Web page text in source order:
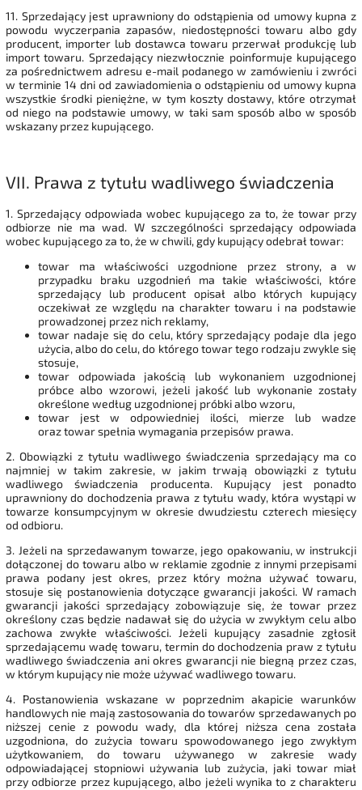
11. Sprzedający jest uprawniony do odstąpienia od umowy kupna z
powodu wyczerpania zapasów, niedostępności towaru albo gdy
producent, importer lub dostawca towaru przerwał produkcję lub
import towaru. Sprzedający niezwłocznie poinformuje kupującego
za pośrednictwem adresu e-mail podanego w zamówieniu i zwróci
w terminie 14 dni od zawiadomienia o odstąpieniu od umowy kupna
wszystkie środki pieniężne, w tym koszty dostawy, które otrzymał
od niego na podstawie umowy, w taki sam sposób albo w sposób
wskazany przez kupującego.
VII. Prawa z tytułu wadliwego świadczenia
1. Sprzedający odpowiada wobec kupującego za to, że towar przy
odbiorze nie ma wad. W szczególności sprzedający odpowiada
wobec kupującego za to, że w chwili, gdy kupujący odebrał towar:
towar ma właściwości uzgodnione przez strony, a w
przypadku braku uzgodnień ma takie właściwości, które
sprzedający lub producent opisał albo których kupujący
oczekiwał ze względu na charakter towaru i na podstawie
prowadzonej przez nich reklamy,
towar nadaje się do celu, który sprzedający podaje dla jego
użycia, albo do celu, do którego towar tego rodzaju zwykle się
stosuje,
towar odpowiada jakością lub wykonaniem uzgodnionej
próbce albo wzorowi, jeżeli jakość lub wykonanie zostały
określone według uzgodnionej próbki albo wzoru,
towar jest w odpowiedniej ilości, mierze lub wadze
oraztowar spełnia wymagania przepisów prawa.
2. Obowiązki z tytułu wadliwego świadczenia sprzedający ma co
najmniej w takim zakresie, w jakim trwają obowiązki z tytułu
wadliwego świadczenia producenta. Kupujący jest ponadto
uprawniony do dochodzenia prawa z tytułu wady, która wystąpi w
towarze konsumpcyjnym w okresie dwudziestu czterech miesięcy
od odbioru.
3. Jeżeli na sprzedawanym towarze, jego opakowaniu, w instrukcji
dołączonej do towaru albo w reklamie zgodnie z innymi przepisami
prawa podany jest okres, przez który można używać towaru,
stosuje się postanowienia dotyczące gwarancji jakości. W ramach
gwarancji jakości sprzedający zobowiązuje się, że towar przez
określony czas będzie nadawał się do użycia w zwykłym celu albo
zachowa zwykłe właściwości. Jeżeli kupujący zasadnie zgłosił
sprzedającemu wadę towaru, termin do dochodzenia praw z tytułu
wadliwego świadczenia ani okres gwarancji nie biegną przez czas,
w którym kupujący nie może używać wadliwego towaru.
4. Postanowienia wskazane w poprzednim akapicie warunków
handlowych nie mają zastosowania do towarów sprzedawanych po
niższej cenie z powodu wady, dla której niższa cena została
uzgodniona, do zużycia towaru spowodowanego jego zwykłym
użytkowaniem, do towaru używanego w zakresie wady
odpowiadającej stopniowi używania lub zużycia, jaki towar miał
przy odbiorze przez kupującego, albo jeżeli wynika to z charakteru